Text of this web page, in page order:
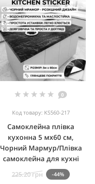
0
Код товару: KS560-217
Самоклейна плівка
кухонна 5 мх60 см,
Чорний Мармур/Плівка
самоклейна для кухні
225.20 грн -44%